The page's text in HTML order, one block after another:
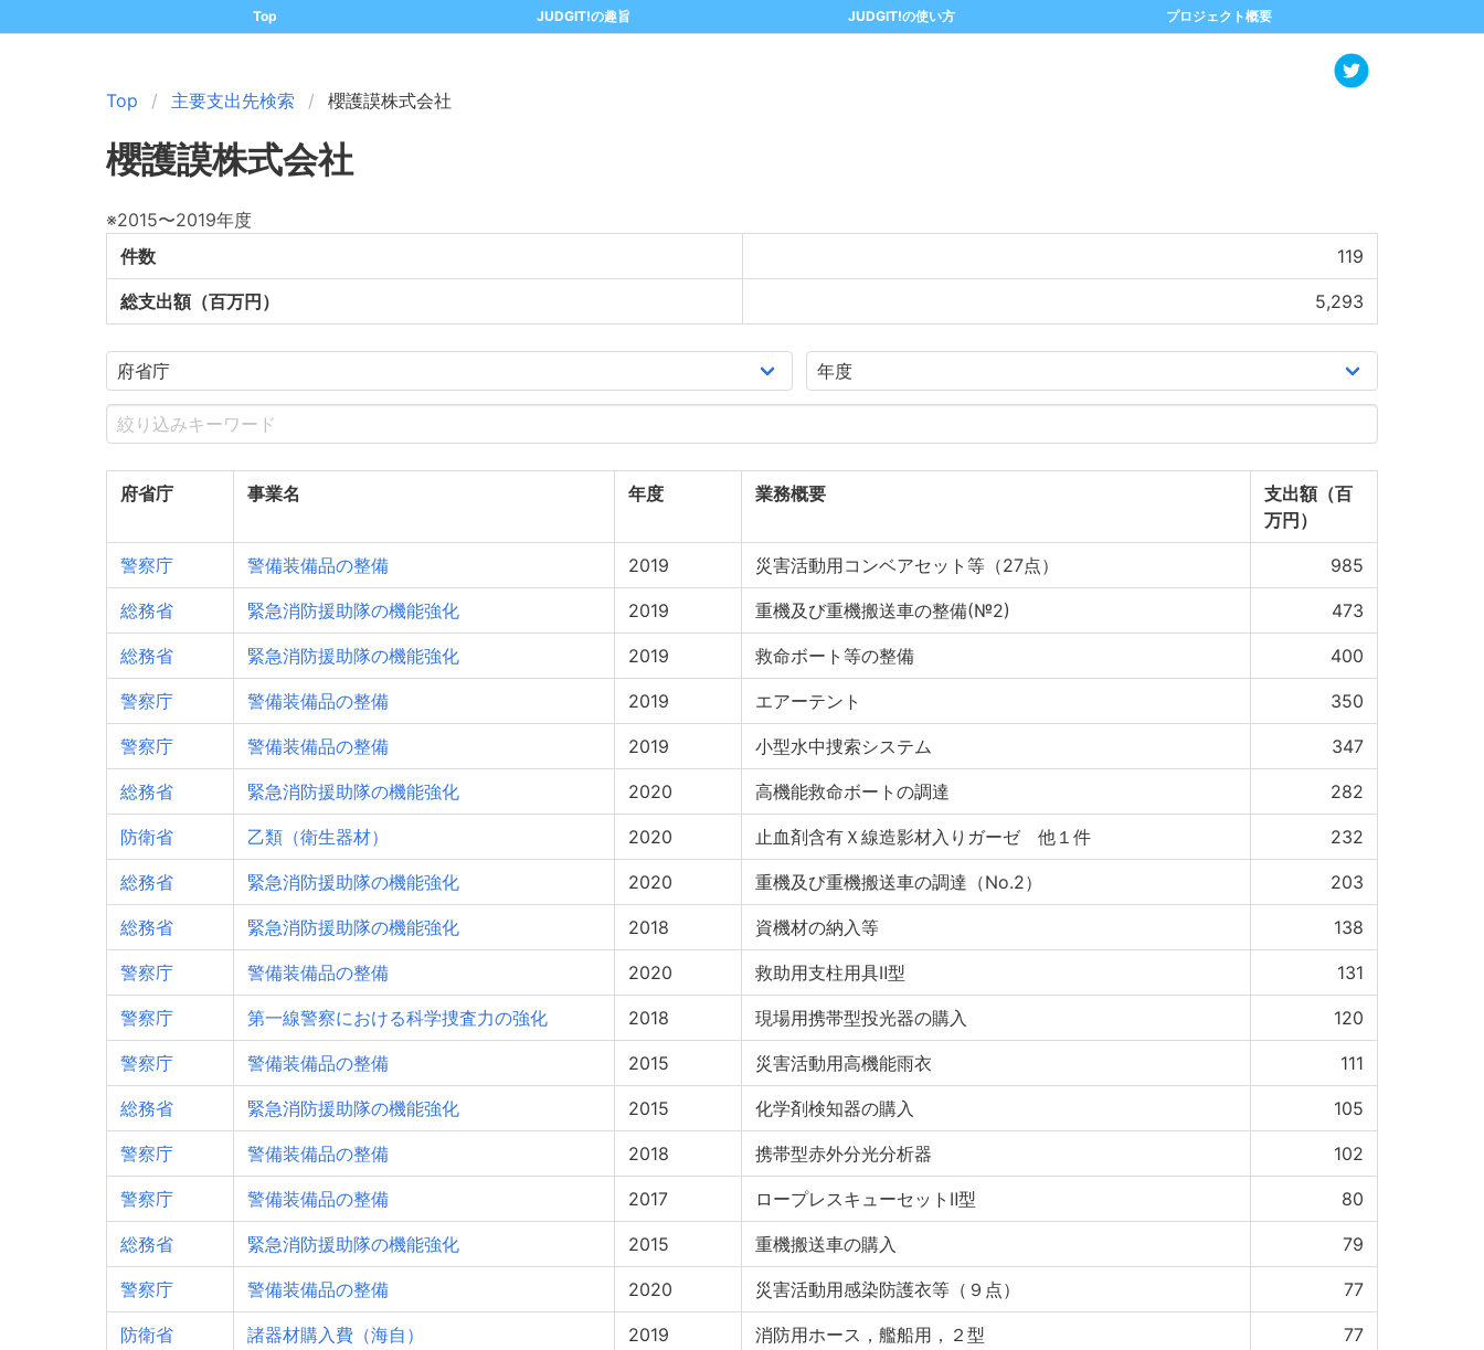
Top JUDGIT!の趣旨 JUDGIT!の使い方 プロジェクト概要
Top 主要支出先検索 櫻護謨株式会社
櫻護謨株式会社
※2015〜2019年度
件数
119
総支出額（百万円） 5,293
府省庁 事業名 年度 業務概要
支出額（百
万円）
警察庁 警備装備品の整備 2019 災害活動用コンベアセット等（27点） 985
総務省 緊急消防援助隊の機能強化 2019 重機及び重機搬送車の整備(№2) 473
総務省 緊急消防援助隊の機能強化 2019 救命ボート等の整備 400
警察庁 警備装備品の整備 2019 エアーテント 350
警察庁 警備装備品の整備 2019 小型水中捜索システム 347
総務省 緊急消防援助隊の機能強化 2020 高機能救命ボートの調達 282
防衛省 乙類（衛生器材） 2020 止血剤含有Ｘ線造影材入りガーゼ 他１件 232
総務省 緊急消防援助隊の機能強化 2020 重機及び重機搬送車の調達（No.2） 203
総務省 緊急消防援助隊の機能強化 2018 資機材の納入等 138
警察庁 警備装備品の整備 2020 救助用支柱用具Ⅱ型 131
警察庁 第一線警察における科学捜査力の強化 2018 現場用携帯型投光器の購入 120
警察庁 警備装備品の整備 2015 災害活動用高機能雨衣 111
総務省 緊急消防援助隊の機能強化 2015 化学剤検知器の購入 105
警察庁 警備装備品の整備 2018 携帯型赤外分光分析器 102
警察庁 警備装備品の整備 2017 ロープレスキューセットⅡ型 80
総務省 緊急消防援助隊の機能強化 2015 重機搬送車の購入 79
警察庁 警備装備品の整備 2020 災害活動用感染防護衣等（９点） 77
防衛省 諸器材購入費（海自） 2019 消防用ホース，艦船用，２型 77